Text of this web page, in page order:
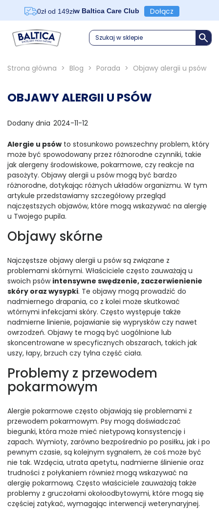
0zł od 149złw Baltica Care Club Dołącz
Szukaj w sklepie
Strona główna > Blog > Porada > Objawy alergii u psów
OBJAWY ALERGII U PSÓW
Dodany dnia 2024-11-12
Alergie u psów to stosunkowo powszechny problem, który
może być spowodowany przez różnorodne czynniki, takie
jak alergeny środowiskowe, pokarmowe, czy reakcje na
pasożyty. Objawy alergii u psów mogą być bardzo
różnorodne, dotykając różnych układów organizmu. W tym
artykule przedstawiamy szczegółowy przegląd
najczęstszych objawów, które mogą wskazywać na alergię
u Twojego pupila.
Objawy skórne
Najczęstsze objawy alergii u psów są związane z
problemami skórnymi. Właściciele często zauważają u
swoich psów intensywne swędzenie, zaczerwienienie
skóry oraz wysypki. Te objawy mogą prowadzić do
nadmiernego drapania, co z kolei może skutkować
wtórnymi infekcjami skóry. Często występuje także
nadmierne linienie, pojawianie się wyprysków czy nawet
owrzodzeń. Objawy te mogą być uogólnione lub
skoncentrowane w specyficznych obszarach, takich jak
uszy, łapy, brzuch czy tylna część ciała.
Problemy z przewodem
pokarmowym
Alergie pokarmowe często objawiają się problemami z
przewodem pokarmowym. Psy mogą doświadczać
biegunki, która może mieć nietypową konsystencję i
zapach. Wymioty, zarówno bezpośrednio po posiłku, jak i po
pewnym czasie, są kolejnym sygnałem, że coś może być
nie tak. Wzdęcia, utrata apetytu, nadmierne ślinienie oraz
trudności z połykaniem również mogą wskazywać na
alergię pokarmową. Często właściciele zauważają także
problemy z gruczołami okołoodbytowymi, które mogą się
częściej zatykać, wymagając interwencji weterynaryjnej.